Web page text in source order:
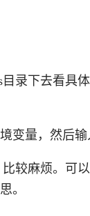
录下去看具
变量，然后
较麻烦。可
。